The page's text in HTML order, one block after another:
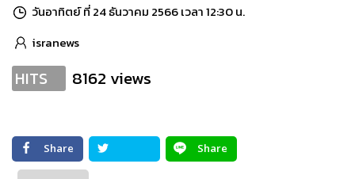
วันอาทิตย์ ที่ 24 ธันวาคม 2566 เวลา 12:30 น.
isranews
HITS 8162 views
Share
Share